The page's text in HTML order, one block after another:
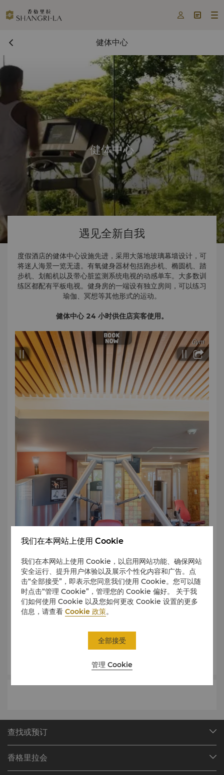
  
健体中心
健体中心
遇见全新自我
度假酒店的健体中心设施先进，采用大落地玻璃幕墙设计，可
将迷人海景一览无遗。有氧健身器材包括跑步机、椭圆机、踏
步机、划船机以及带心脏监测系统电视的动感单车。大多数训
练区都配有平板电视。健身房的一端设有独立房间，可以练习
瑜伽、冥想等其他形式的运动。
健体中心 24 小时供住店宾客使用。
在此处查看完整的 360° VR 导览。
查找或预订
查找预订
香格里拉会
我们在本网站上使用 Cookie
我们在本网站上使用 Cookie，以启用网站功能、确保网站
安全运行、提升用户体验以及展示个性化内容和广告。点
击“全部接受”，即表示您同意我们使用 Cookie。您可以随
时点击“管理 Cookie”，管理您的 Cookie 偏好。 关于我
们如何使用 Cookie 以及您如何更改 Cookie 设置的更多
信息，请查看Cookie 政策。
管理 Cookie
全部接受